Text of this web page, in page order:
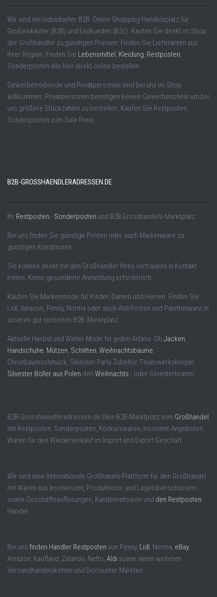
Wir sind ein individueller B2B Online Shopping Handelsplatz für
Großeinkäufer (B2B) und Endkunden (B2c). Kaufen Sie direkt im Shop
der Großhändler zu günstigen Preisen. Finden Sie Lieferanten aus
Ihrer Region. Finden Sie Lebensmittel , Kleidung, Restposten,
Sonderposten alle hier direkt online bestellen.
Gewerbetreibende und Privatpersonen sind bei uns im Shop
willkommen. Privatpersonen benötigen keinen Gewerbeschein um bei
uns größere Stückzahlen zu bestellen. Kaufen Sie Restposten,
Sonderposten zum Sale Preis.
B2B-GROSSHAENDLERADRESSEN.DE
Ihr Restposten,- Sonderposten und B2B Grosshandels-Marktplatz.
Bei uns finden Sie günstige Posten oder auch Markenware zu
günstigen Konditionen.
Sie können direkt mit den Großhändler Ihres vertrauens in Kontakt
treten. Keine gesonderte Anmeldung erforderlich.
Kaufen Sie Markenmode für Kinder, Damen und Herren. Finden Sie
Lidl, Amazon, Penny, Norma oder auch Aldi Posten und Palettenware in
unseren gut sortierten B2B Marktplatz.
Aktuelle Herbst und Winter Mode für jeden Anlass. Ob Jacken,
Handschuhe, Mützen, Schlitten, Weihnachtsbäume,
Christbaumschmuck, Silvester Party Zubehör, Feuerwerkskörper
Silvester Böller aus Polen den Weihnachts,- oder Silvesterbraten.
B2B-Grosshaendleradressen.de Dein B2B-Marktplatz vom Großhandel
mit Restposten, Sonderposten, Konkurswaren, Insolvent-Angeboten,
Waren für den Wiederverkauf im Import und Export Geschäft.
Wir sind eine Internationale Großhanels-Plattform für den Großhandel
mit Waren aus Insolvenzen, Produktions- und Lagerüberschüssen
sowie Geschäftsauflösungen, Kundenretouren und den Restposten
Handel.
Bei uns finden Händler Restposten von Penny, Lidl , Norma, eBay,
Amazon, Kaufland, Zalando, Netto, Aldi sowie vielen weiteren
Versandhandelsketten und Discounter Märkten.